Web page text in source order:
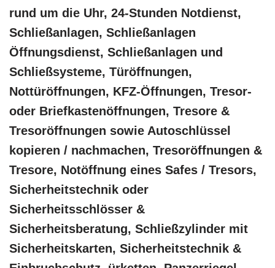
rund um die Uhr, 24-Stunden Notdienst,
Schließanlagen, Schließanlagen
Öffnungsdienst, Schließanlagen und
Schließsysteme, Türöffnungen,
Nottüröffnungen, KFZ-Öffnungen, Tresor-
oder Briefkastenöffnungen, Tresore &
Tresoröffnungen sowie Autoschlüssel
kopieren / nachmachen, Tresoröffnungen &
Tresore, Notöffnung eines Safes / Tresors,
Sicherheitstechnik oder
Sicherheitsschlösser &
Sicherheitsberatung, Schließzylinder mit
Sicherheitskarten, Sicherheitstechnik &